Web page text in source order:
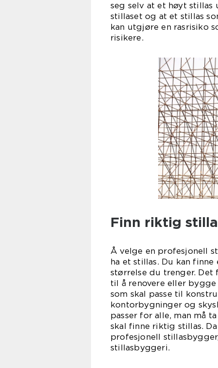
seg selv at et høyt
stillaset og at et stillas
kan utgjøre en rasrisiko
Finn riktig
Å velge en profesjonell
ha et stillas. Du kan
størrelse du trenger. Det
til å renovere eller
som skal passe til
kontorbygninger og
passer for alle, man må
skal finne riktig stillas.
profesjonell